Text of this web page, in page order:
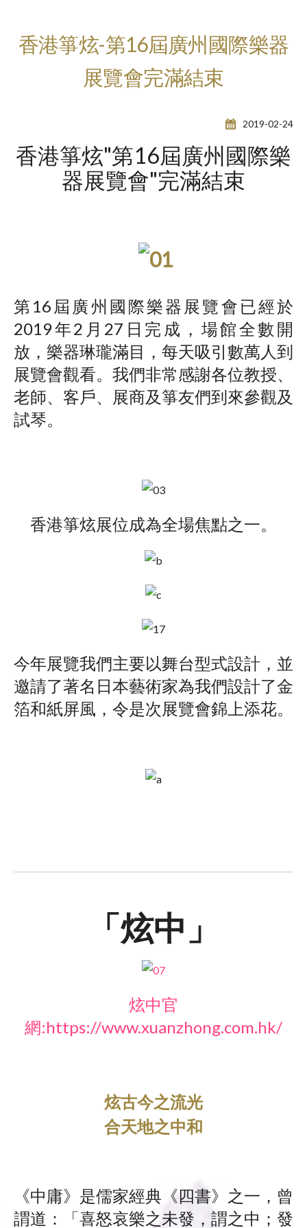
香港箏炫-第16屆廣州國際樂器
展覽會完滿結束
2019-02-24
香港箏炫"第16屆廣州國際樂
器展覽會"完滿結束
第16屆廣州國際樂器展覽會已經於
2019年2月27日完成，場館全數開
放，樂器琳瓏滿目，每天吸引數萬人到
展覽會觀看。我們非常感謝各位教授、
老師、客戶、展商及箏友們到來參觀及
試琴。
香港箏炫展位成為全場焦點之一。
今年展覽我們主要以舞台型式設計，並
邀請了著名日本藝術家為我們設計了金
箔和紙屏風，令是次展覽會錦上添花。
「炫中」
炫中官
網:https://www.xuanzhong.com.hk/
炫古今之流光
合天地之中和
《中庸》是儒家經典《四書》之一，曾
謂道：「喜怒哀樂之未發，謂之中；發